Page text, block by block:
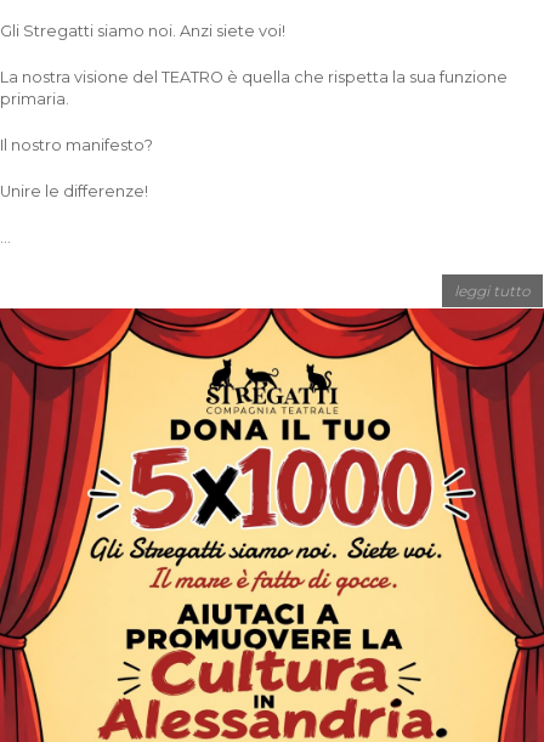
Gli Stregatti siamo noi. Anzi siete voi!
La nostra visione del TEATRO è quella che rispetta la sua funzione
primaria.
Il nostro manifesto?
Unire le differenze!
...
leggi tutto